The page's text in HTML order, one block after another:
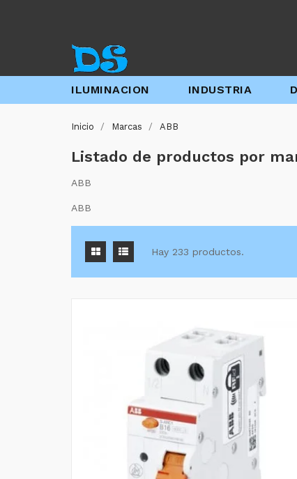
ILUMINACION INDUSTRIA
Inicio Marcas ABB
Listado de productos por
ABB
ABB
Hay 233 productos.